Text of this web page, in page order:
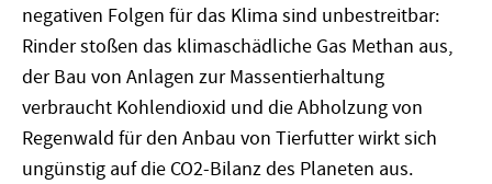
negativen Folgen für das Klima sind unbestreitbar:
Rinder stoßen das klimaschädliche Gas Methan aus,
der Bau von Anlagen zur Massentierhaltung
verbraucht Kohlendioxid und die Abholzung von
Regenwald für den Anbau von Tierfutter wirkt sich
ungünstig auf die CO2-Bilanz des Planeten aus.